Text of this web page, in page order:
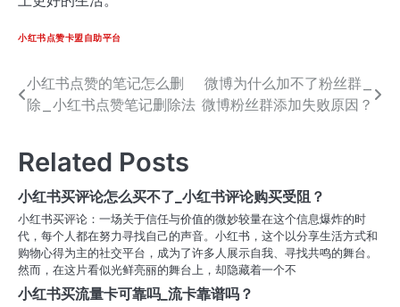
小红书点赞卡盟自助平台
文
章
导
航
小红书点赞的笔记怎么删
除_小红书点赞笔记删除法
微博为什么加不了粉丝群_
微博粉丝群添加失败原因？
Related Posts
小红书买评论怎么买不了_小红书评论购买受阻？
小红书买评论：一场关于信任与价值的微妙较量在这个信息爆炸的时
代，每个人都在努力寻找自己的声音。小红书，这个以分享生活方式和
购物心得为主的社交平台，成为了许多人展示自我、寻找共鸣的舞台。
然而，在这片看似光鲜亮丽的舞台上，却隐藏着一个不
小红书买流量卡可靠吗_流卡靠谱吗？